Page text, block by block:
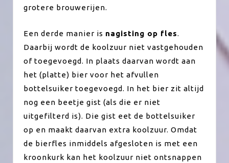
grotere brouwerijen.
Een derde manier is nagisting op fles.
Daarbij wordt de koolzuur niet vastgehouden
of toegevoegd. In plaats daarvan wordt aan
het (platte) bier voor het afvullen
bottelsuiker toegevoegd. In het bier zit altijd
nog een beetje gist (als die er niet
uitgefilterd is). Die gist eet de bottelsuiker
op en maakt daarvan extra koolzuur. Omdat
de bierfles inmiddels afgesloten is met een
kroonkurk kan het koolzuur niet ontsnappen